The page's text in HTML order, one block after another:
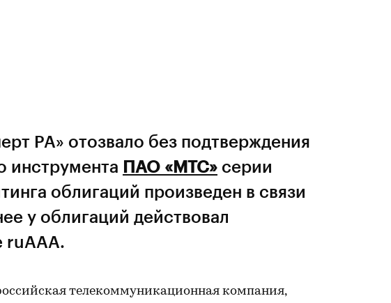
РА» отозвало без подтверждения
инструмента ПАО «МТС» серии
облигаций произведен в связи
у облигаций действовал
ruААА.
телекоммуникационная компания,